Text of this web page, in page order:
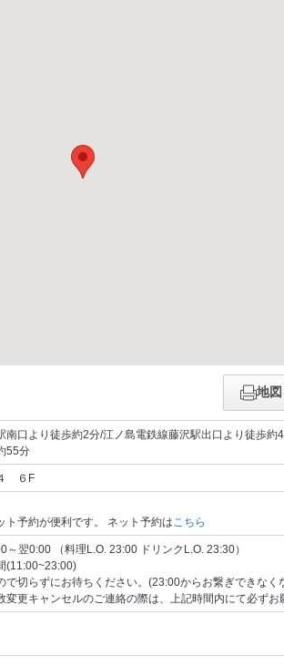
地
南口より徒歩約2分/江ノ島電鉄線藤沢駅出口より徒歩約
55分
６F
ト予約が便利です。 ネット予約はこちら
～翌0:00 （料理L.O. 23:00 ドリンクL.O. 23:30）
(11:00~23:00)
切らずにお待ちください。(23:00からお繋ぎできなく
更キャンセルのご連絡の際は、上記時間内にて必ずお